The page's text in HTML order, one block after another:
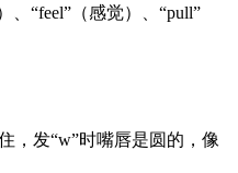
“feel”（感觉）、“pull”
，发“w”时嘴唇是圆的，像